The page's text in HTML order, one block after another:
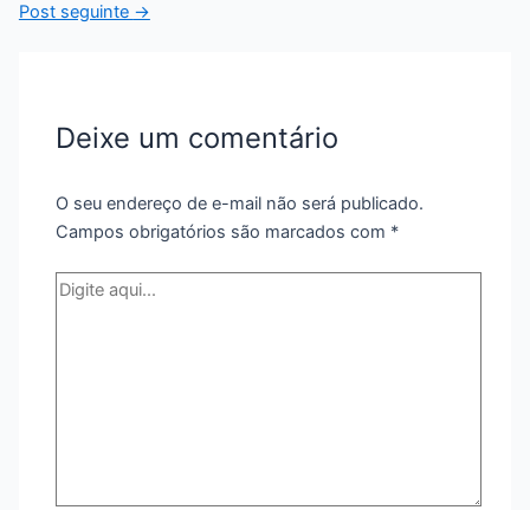
Post seguinte →
Deixe um comentário
O seu endereço de e-mail não será publicado.
Campos obrigatórios são marcados com *
Digite